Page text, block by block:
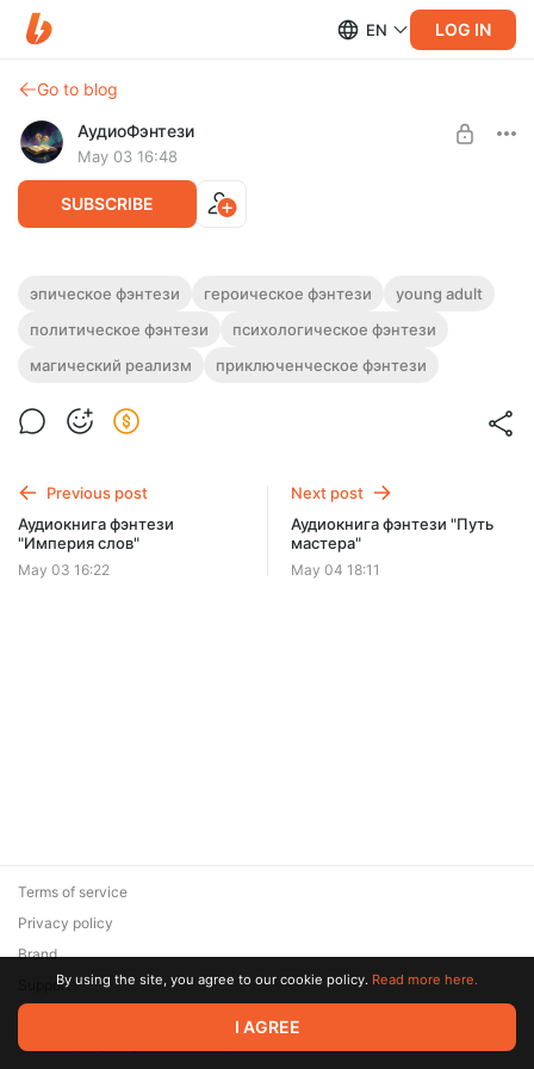
EN LOG IN
Go to blog
АудиоФэнтези
May 03 16:48
SUBSCRIBE
Аудиокнига фэнтези "Пустошь огня"
Полная версия.
Слушайте эту и другие фэнтези-аудиокниги полностью, без
рекламы и любых ограничений!
Level required:
Billed every 12 months.
Offer ends 08 August.
эпическое фэнтези героическое фэнтези
young adult
политическое фэнтези
психологическое фэнтези
магический реализм
приключенческое фэнтези
Previous post
Аудиокнига фэнтези
"Империя слов"
May 03 16:22
Next post
Аудиокнига фэнтези "Путь
мастера"
May 04 18:11
© 2026 Zaya Solutions Limited. All rights reserved. All trademarks
are the property of their respective owners.
Terms of service
Privacy policy
Brand
SupportBy using the site, you agree to our cookie policy. Read more here.
I AGREE